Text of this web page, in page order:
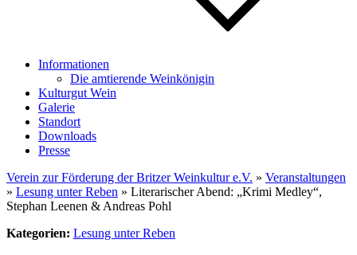
Informationen
Die amtierende Weinkönigin
Kulturgut Wein
Galerie
Standort
Downloads
Presse
Verein zur Förderung der Britzer Weinkultur e.V. » Veranstaltungen
» Lesung unter Reben » Literarischer Abend: „Krimi Medley“,
Stephan Leenen & Andreas Pohl
Kategorien: Lesung unter Reben